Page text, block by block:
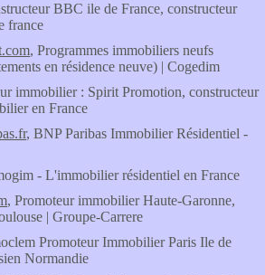
BBC ile de France, constructeur
france
, Programmes immobiliers neufs
en résidence neuve) | Cogedim
immobilier : Spirit Promotion, constructeur
en France
, BNP Paribas Immobilier Résidentiel -
- L'immobilier résidentiel en France
, Promoteur immobilier Haute-Garonne,
| Groupe-Carrere
Promoteur Immobilier Paris Ile de
Normandie